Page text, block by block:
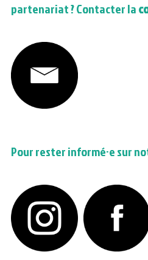
partenariat ? Contacter la
Pour rester informé·e sur